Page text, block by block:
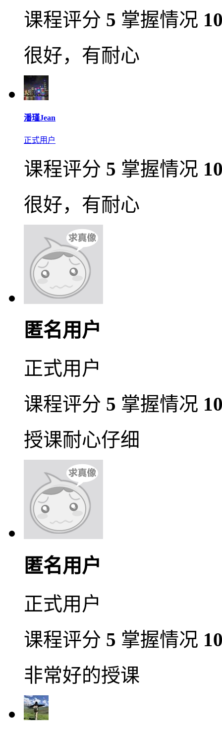
课程评分 5 掌握情况
很好，有耐心
潘瑾Jean
正式用户
课程评分 5 掌握情况
很好，有耐心
匿名用户
正式用户
课程评分 5 掌握情况
授课耐心仔细
匿名用户
正式用户
课程评分 5 掌握情况
非常好的授课